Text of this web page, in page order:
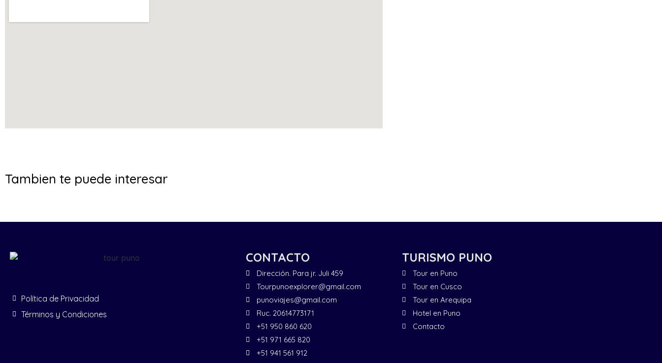
Tambien te puede interesar
Política de Privacidad
Términos y Condiciones
CONTACTO
Dirección. Para jr. Juli 459
Tourpunoexplorer@gmail.com
punoviajes@gmail.com
Ruc. 20614773171
+51 950 860 620
+51 971 665 820
+51 941 561 912
TURISMO PUNO
Tour en Puno
Tour en Cusco
Tour en Arequipa
Hotel en Puno
Contacto